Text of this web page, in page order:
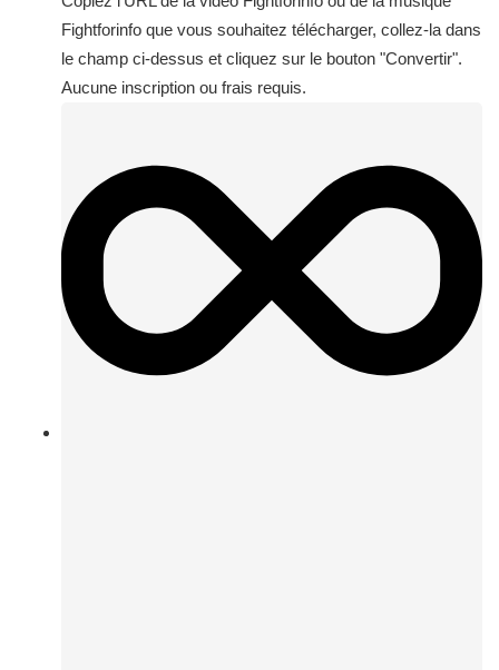
Fightforinfo que vous souhaitez télécharger, collez-la dans
le champ ci-dessus et cliquez sur le bouton "Convertir".
Aucune inscription ou frais requis.